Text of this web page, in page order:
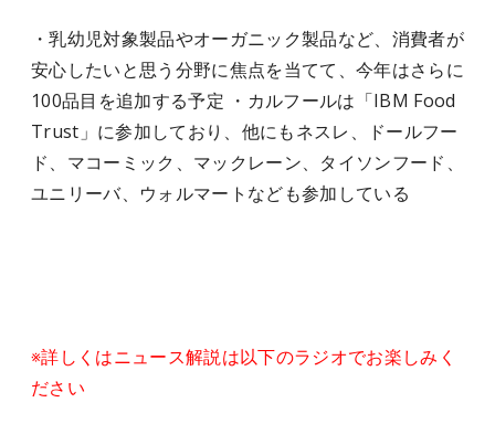
・乳幼児対象製品やオーガニック製品など、消費者が
安心したいと思う分野に焦点を当てて、今年はさらに
100品目を追加する予定 ・カルフールは「IBM Food
Trust」に参加しており、他にもネスレ、ドールフー
ド、マコーミック、マックレーン、タイソンフード、
ユニリーバ、ウォルマートなども参加している
※詳しくはニュース解説は以下のラジオでお楽しみく
ださい